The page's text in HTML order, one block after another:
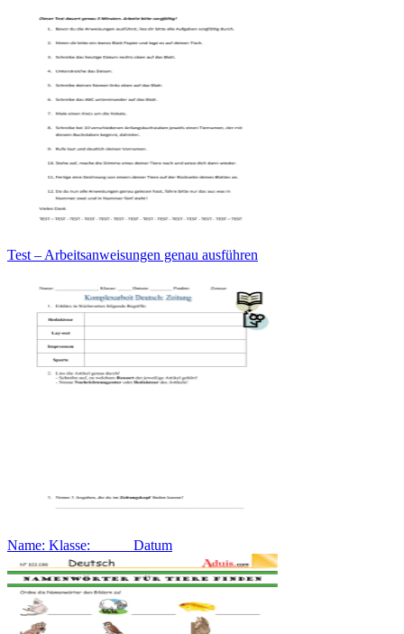
Test – Arbeitsanweisungen genau ausführen
Name: Klasse: _____ Datum